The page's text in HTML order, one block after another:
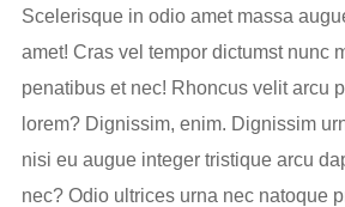
Scelerisque in odio amet massa
amet! Cras vel tempor dictumst nunc
penatibus et nec! Rhoncus velit arcu
lorem? Dignissim, enim. Dignissim
nisi eu augue integer tristique arcu
nec? Odio ultrices urna nec natoque